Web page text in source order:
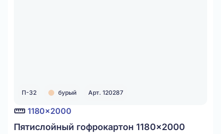
П-32 бурый Арт. 120287
1180x2000
Пятислойный гофрокартон 1180x2000